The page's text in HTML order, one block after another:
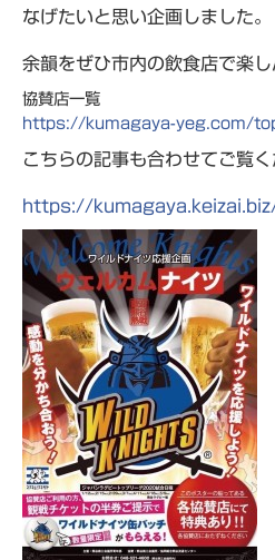
なげたいと思い企画しました
余韻をぜひ市内の飲食店で楽し
協賛店一覧
https://kumagaya-yeg.com/
こちらの記事も合わせてご覧く
https://